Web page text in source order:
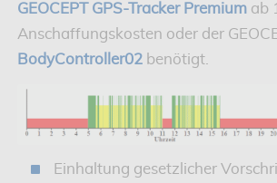
GEOCEPT GPS-Tracker Premiumab
Anschaffungskosten oder der
BodyController02benötigt.
Einhaltung gesetzlicher